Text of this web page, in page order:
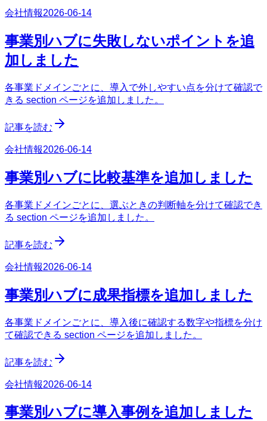
会社情報2026-06-14
事業別ハブに失敗しないポイントを追
加しました
各事業ドメインごとに、導入で外しやすい点を分けて確認で
きる section ページを追加しました。
記事を読む
会社情報2026-06-14
事業別ハブに比較基準を追加しました
各事業ドメインごとに、選ぶときの判断軸を分けて確認でき
る section ページを追加しました。
記事を読む
会社情報2026-06-14
事業別ハブに成果指標を追加しました
各事業ドメインごとに、導入後に確認する数字や指標を分け
て確認できる section ページを追加しました。
記事を読む
会社情報2026-06-14
事業別ハブに導入事例を追加しました